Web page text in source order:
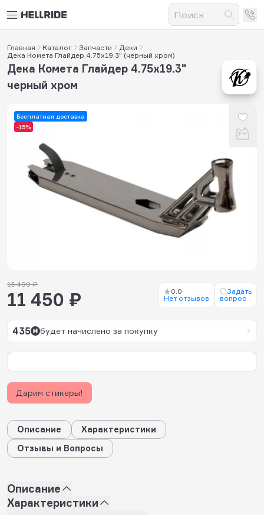
Главная Каталог Запчасти
Деки
Дека Комета Глайдер 4.75x19.3" (черный хром)
Бесплатная доставка
-15%
Дека Комета Глайдер 4.75x19.3"
черный хром
13 490 ₽
11 450 ₽
0.0
Нет отзывов
Задать
вопрос
435 будет начислено за покупку
Дарим стикеры!
Описание
Характеристики
Отзывы и Вопросы
Описание
Характеристики